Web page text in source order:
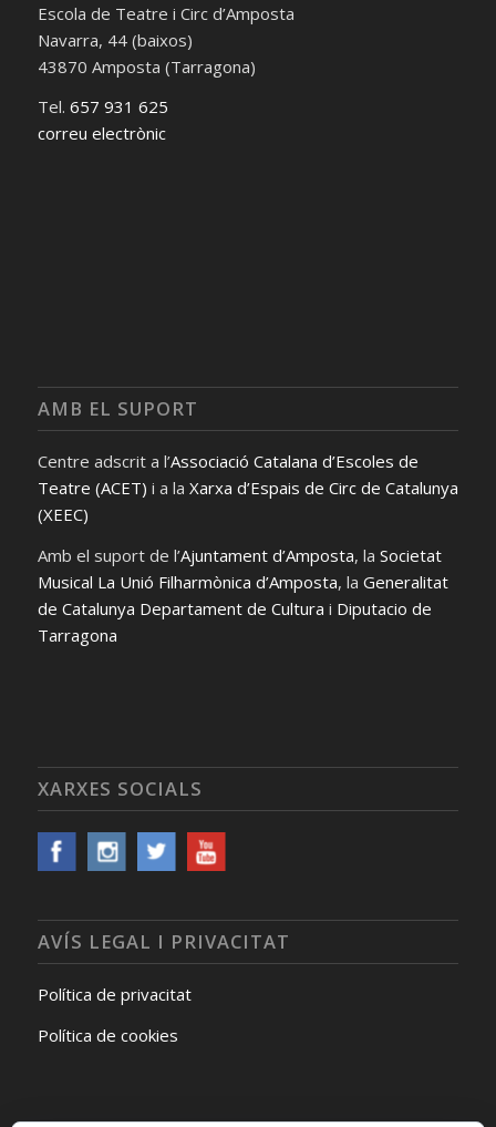
Escola de Teatre i Circ d’Amposta
Navarra, 44 (baixos)
43870 Amposta (Tarragona)
Tel. 657 931 625
correu electrònic
AMB EL SUPORT
Centre adscrit a l’Associació Catalana d’Escoles de
Teatre (ACET) i a la Xarxa d’Espais de Circ de Catalunya
(XEEC)
Amb el suport de l’Ajuntament d’Amposta, la Societat
Musical La Unió Filharmònica d’Amposta, la Generalitat
de Catalunya Departament de Cultura i Diputacio de
Tarragona
XARXES SOCIALS
AVÍS LEGAL I PRIVACITAT
Política de privacitat
Política de cookies